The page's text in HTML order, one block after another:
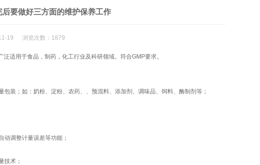
要做好三方面的维护保养工作
19 浏览次数：1879
适用于食品，制药，化工行业及科研领域。符合GMP要求。
；如：奶粉、淀粉、农药、、预混料、添加剂、调味品、饲料、酶制剂等；
调整计量误差等功能；
技术；